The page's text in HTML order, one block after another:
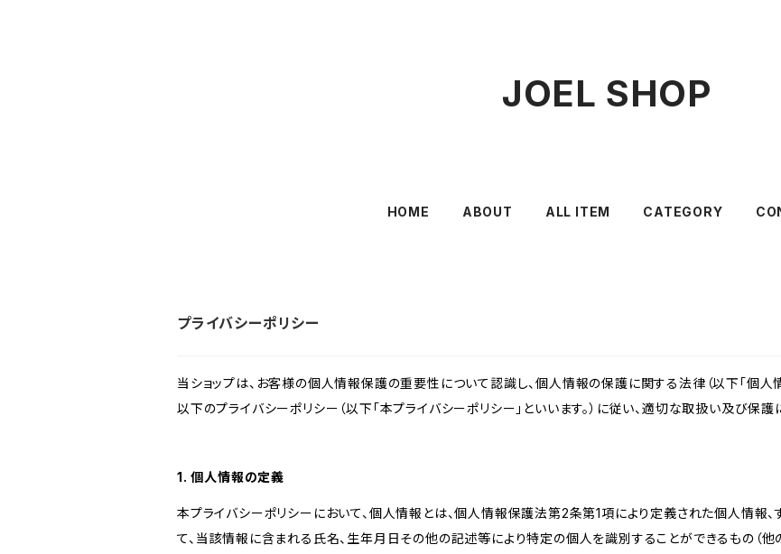
JOEL SHOP
HOME ABOUT ALL ITEM CATEGORY
プライバシーポリシー
当ショップは、お客様の個人情報保護の重要性について認識し、個人情報の保護に関する法律（以下「個人情
以下のプライバシーポリシー（以下「本プライバシーポリシー」といいます。）に従い、適切な取扱い及び保護
1. 個人情報の定義
本プライバシーポリシーにおいて、個人情報とは、個人情報保護法第2条第1項により定義された個人情報
て、当該情報に含まれる氏名、生年月日その他の記述等により特定の個人を識別することができるもの（他